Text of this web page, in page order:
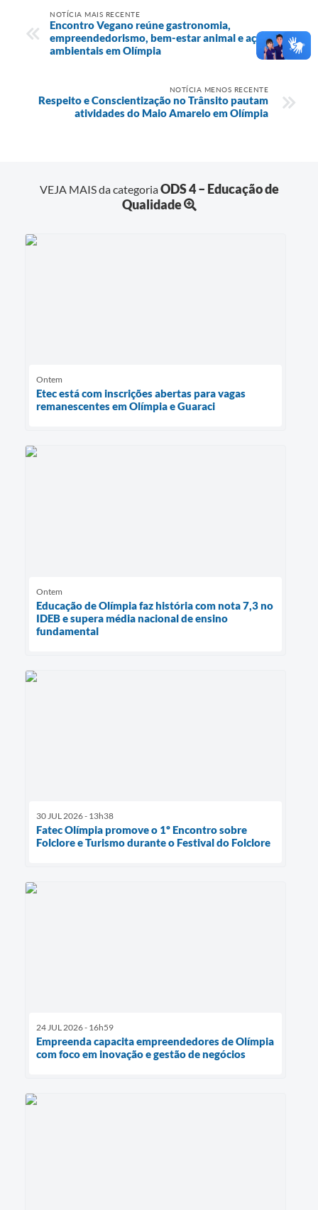
NOTÍCIA MAIS RECENTE
Encontro Vegano reúne gastronomia,
empreendedorismo, bem-estar animal e ações
ambientais em Olímpia
NOTÍCIA MENOS RECENTE
Respeito e Conscientização no Trânsito pautam
atividades do Maio Amarelo em Olímpia
VEJA MAIS da categoriaODS 4 – Educação de
Qualidade
Ontem
Etec está com inscrições abertas para vagas
remanescentes em Olímpia e Guaraci
Ontem
Educação de Olímpia faz história com nota 7,3 no
IDEB e supera média nacional de ensino
fundamental
30 JUL 2026 - 13h38
Fatec Olímpia promove o 1º Encontro sobre
Folclore e Turismo durante o Festival do Folclore
24 JUL 2026 - 16h59
Empreenda capacita empreendedores de Olímpia
com foco em inovação e gestão de negócios